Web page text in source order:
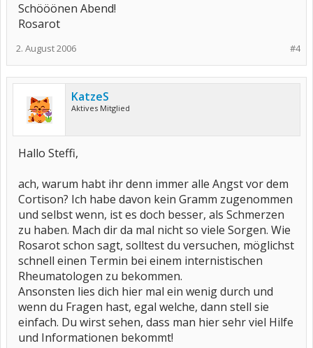
Schööönen Abend!
Rosarot
#4
2. August 2006
KatzeS
Aktives Mitglied
Hallo Steffi,
ach, warum habt ihr denn immer alle Angst vor dem
Cortison? Ich habe davon kein Gramm zugenommen
und selbst wenn, ist es doch besser, als Schmerzen
zu haben. Mach dir da mal nicht so viele Sorgen. Wie
Rosarot schon sagt, solltest du versuchen, möglichst
schnell einen Termin bei einem internistischen
Rheumatologen zu bekommen.
Ansonsten lies dich hier mal ein wenig durch und
wenn du Fragen hast, egal welche, dann stell sie
einfach. Du wirst sehen, dass man hier sehr viel Hilfe
und Informationen bekommt!